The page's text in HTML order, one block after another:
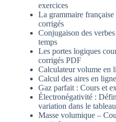
exercices
La grammaire
corrigés
Conjugaison des
temps
Les portes logiques
corrigés PDF
Calculateur volume en
Calcul des aires en ligne
Gaz parfait : Cours et
Électronégativité :
variation dans le
Masse volumique –